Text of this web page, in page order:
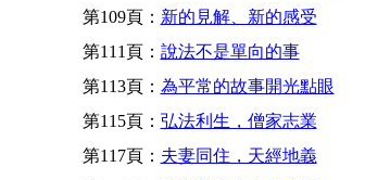
第109頁： 新的見解、新的感受
第111頁： 說法不是單向的事
第113頁： 為平常的故事開光點眼
第115頁： 弘法利生，僧家志業
第117頁： 夫妻同住，天經地義